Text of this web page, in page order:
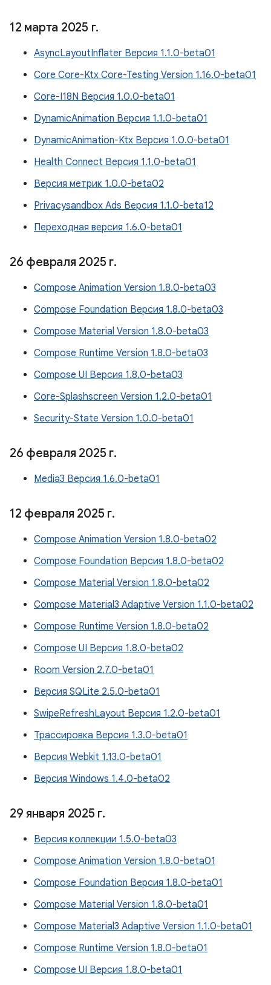
12 марта 2025 г.
AsyncLayoutInflater Версия 1.1.0-beta01
Core Core-Ktx Core-Testing Version 1.16.0-beta01
Core-I18N Версия 1.0.0-beta01
DynamicAnimation Версия 1.1.0-beta01
DynamicAnimation-Ktx Версия 1.0.0-beta01
Health Connect Версия 1.1.0-beta01
Версия метрик 1.0.0-beta02
Privacysandbox Ads Версия 1.1.0-beta12
Переходная версия 1.6.0-beta01
26 февраля 2025 г.
Compose Animation Version 1.8.0-beta03
Compose Foundation Версия 1.8.0-beta03
Compose Material Version 1.8.0-beta03
Compose Runtime Version 1.8.0-beta03
Compose UI Версия 1.8.0-beta03
Core-Splashscreen Version 1.2.0-beta01
Security-State Version 1.0.0-beta01
26 февраля 2025 г.
Media3 Версия 1.6.0-beta01
12 февраля 2025 г.
Compose Animation Version 1.8.0-beta02
Compose Foundation Версия 1.8.0-beta02
Compose Material Version 1.8.0-beta02
Compose Material3 Adaptive Version 1.1.0-beta02
Compose Runtime Version 1.8.0-beta02
Compose UI Версия 1.8.0-beta02
Room Version 2.7.0-beta01
Версия SQLite 2.5.0-beta01
SwipeRefreshLayout Версия 1.2.0-beta01
Трассировка Версия 1.3.0-beta01
Версия Webkit 1.13.0-beta01
Версия Windows 1.4.0-beta02
29 января 2025 г.
Версия коллекции 1.5.0-beta03
Compose Animation Version 1.8.0-beta01
Compose Foundation Версия 1.8.0-beta01
Compose Material Version 1.8.0-beta01
Compose Material3 Adaptive Version 1.1.0-beta01
Compose Runtime Version 1.8.0-beta01
Compose UI Версия 1.8.0-beta01